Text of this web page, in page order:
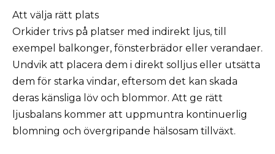
Att välja rätt plats
Orkider trivs på platser med indirekt ljus, till
exempel balkonger, fönsterbrädor eller verandaer.
Undvik att placera dem i direkt solljus eller utsätta
dem för starka vindar, eftersom det kan skada
deras känsliga löv och blommor. Att ge rätt
ljusbalans kommer att uppmuntra kontinuerlig
blomning och övergripande hälsosam tillväxt.